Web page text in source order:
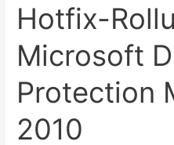
Fehler
C0000034
beim
Updatevorgang
282
von
118412–
Hotfix-
Microsoft
Protection
2010